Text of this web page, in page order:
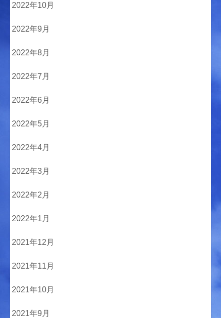
2022年10月
2022年9月
2022年8月
2022年7月
2022年6月
2022年5月
2022年4月
2022年3月
2022年2月
2022年1月
2021年12月
2021年11月
2021年10月
2021年9月